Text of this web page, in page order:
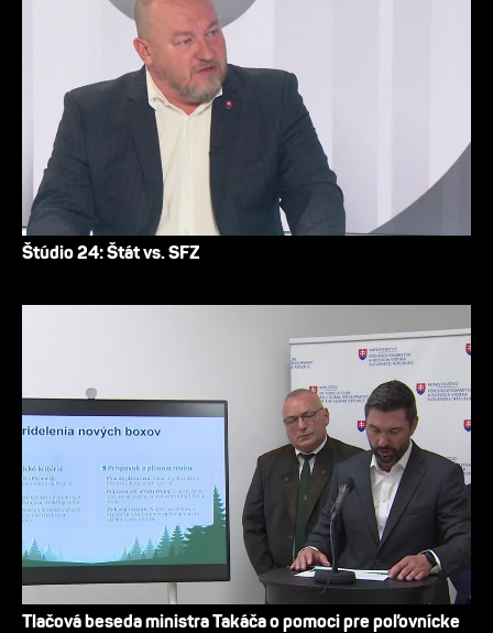
Štúdio 24: Štát vs. SFZ
Tlačová beseda ministra Takáča o pomoci pre poľovnícke